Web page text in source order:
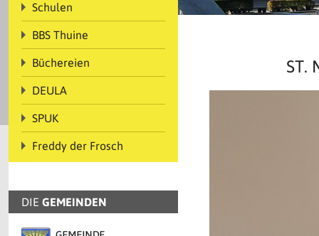
Schulen
BBS Thuine
Büchereien
DEULA
SPUK
Freddy der Frosch
DIE GEMEINDEN
ST.